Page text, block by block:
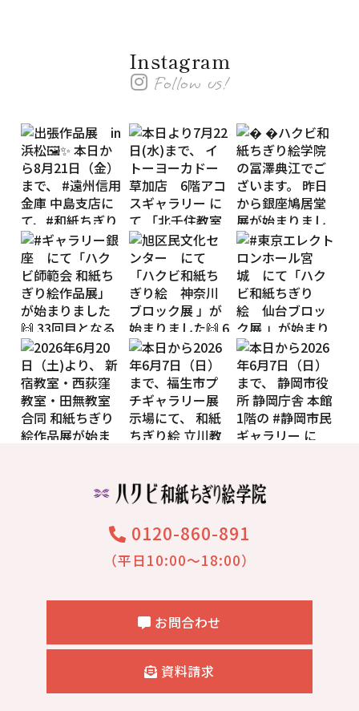
Instagram
Follow us!
0120-860-891
（平日10:00～18:00）
お問合わせ
資料請求